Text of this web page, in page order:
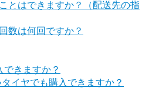
とはできますか？（配送先の指
数は何回ですか？
できますか？
イヤでも購入できますか？